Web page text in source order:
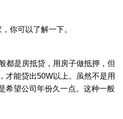
你可以了解一下。
都是房抵贷，用房子做抵押，但
才能贷出50W以上。虽然不是用
希望公司年份久一点。这种一般